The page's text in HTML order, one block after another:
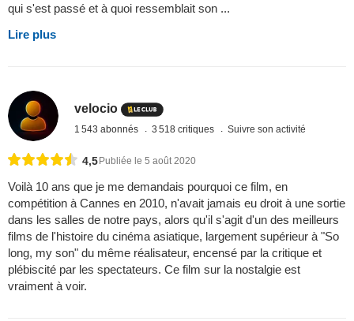
qui s'est passé et à quoi ressemblait son ...
Lire plus
velocio
1 543 abonnés 3 518 critiques Suivre son activité
4,5 Publiée le 5 août 2020
Voilà 10 ans que je me demandais pourquoi ce film, en
compétition à Cannes en 2010, n'avait jamais eu droit à une sortie
dans les salles de notre pays, alors qu'il s'agit d'un des meilleurs
films de l'histoire du cinéma asiatique, largement supérieur à "So
long, my son" du même réalisateur, encensé par la critique et
plébiscité par les spectateurs. Ce film sur la nostalgie est
vraiment à voir.